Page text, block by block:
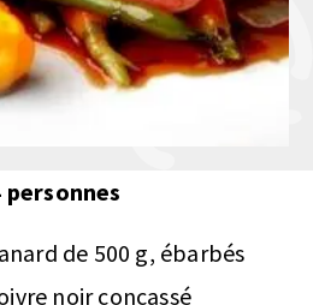
de 500 g, ébarbés
noir concassé